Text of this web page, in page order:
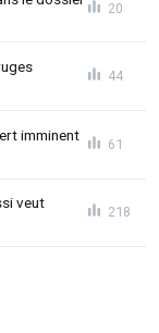
20
44
imminent
61
veut
218